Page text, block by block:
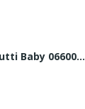
Baby 06600...